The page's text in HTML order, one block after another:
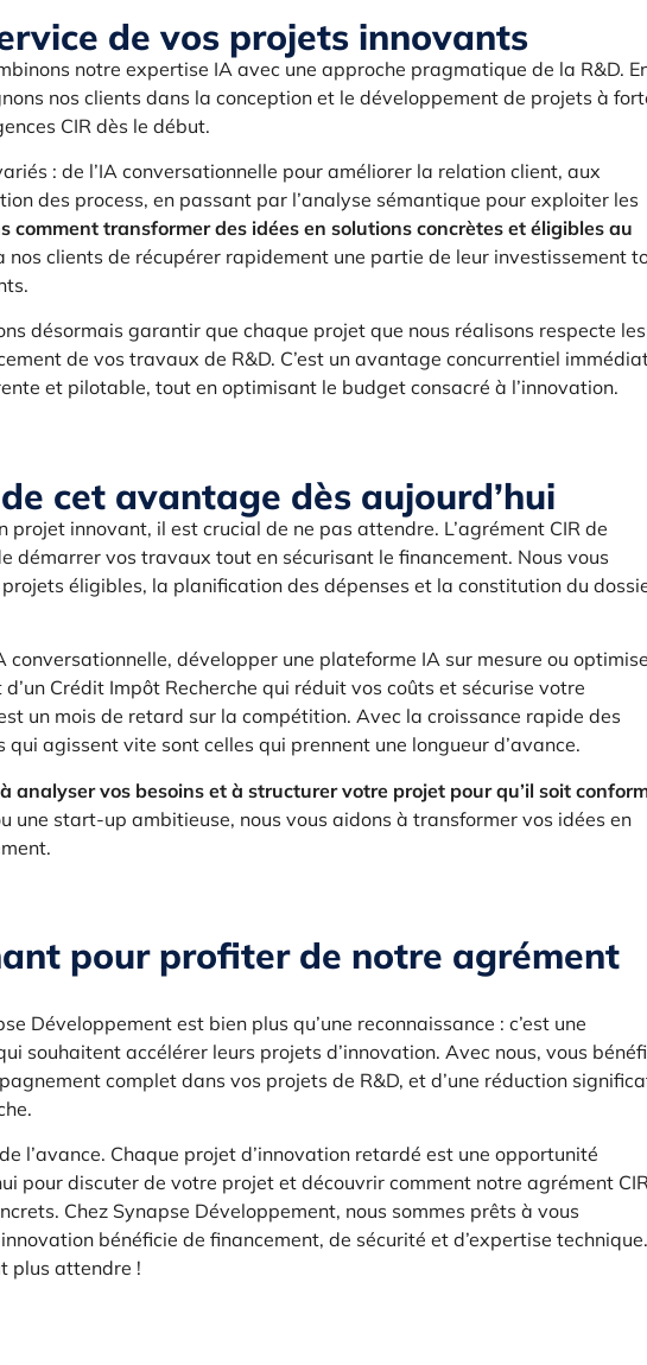
de vos projets innovants
notre expertise IA avec une approche pragmatique de la R&D.
nos clients dans la conception et le développement de projets à
CIR dès le début.
: de l’IA conversationnelle pour améliorer la relation client, aux
des process, en passant par l’analyse sémantique pour exploiter les
comment transformer des idées en solutions concrètes et éligibles au
nos clients de récupérer rapidement une partie de leur investissement
désormais garantir que chaque projet que nous réalisons respecte les
de vos travaux de R&D. C’est un avantage concurrentiel
et pilotable, tout en optimisant le budget consacré à l’innovation.
cet avantage dès aujourd’hui
innovant, il est crucial de ne pas attendre. L’agrément CIR de
démarrer vos travaux tout en sécurisant le financement. Nous vous
éligibles, la planification des dépenses et la constitution du
conversationnelle, développer une plateforme IA sur mesure ou
Crédit Impôt Recherche qui réduit vos coûts et sécurise votre
un mois de retard sur la compétition. Avec la croissance rapide des
agissent vite sont celles qui prennent une longueur d’avance.
analyser vos besoins et à structurer votre projet pour qu’il soit
une start-up ambitieuse, nous vous aidons à transformer vos idées en
pour profiter de notre agrément
Développement est bien plus qu’une reconnaissance : c’est une
souhaitent accélérer leurs projets d’innovation. Avec nous, vous
complet dans vos projets de R&D, et d’une réduction
l’avance. Chaque projet d’innovation retardé est une opportunité
pour discuter de votre projet et découvrir comment notre agrément
Chez Synapse Développement, nous sommes prêts à vous
bénéficie de financement, de sécurité et d’expertise technique.
plus attendre !